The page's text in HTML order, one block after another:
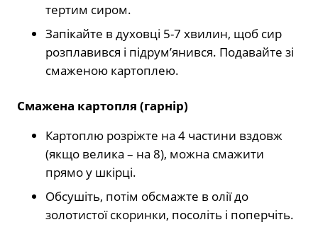
тертим сиром.
Запікайте в духовці 5-7 хвилин, щоб сир
розплавився і підрум’янився. Подавайте зі
смаженою картоплею.
Смажена картопля (гарнір)
Картоплю розріжте на 4 частини вздовж
(якщо велика – на 8), можна смажити
прямо у шкірці.
Обсушіть, потім обсмажте в олії до
золотистої скоринки, посоліть і поперчіть.